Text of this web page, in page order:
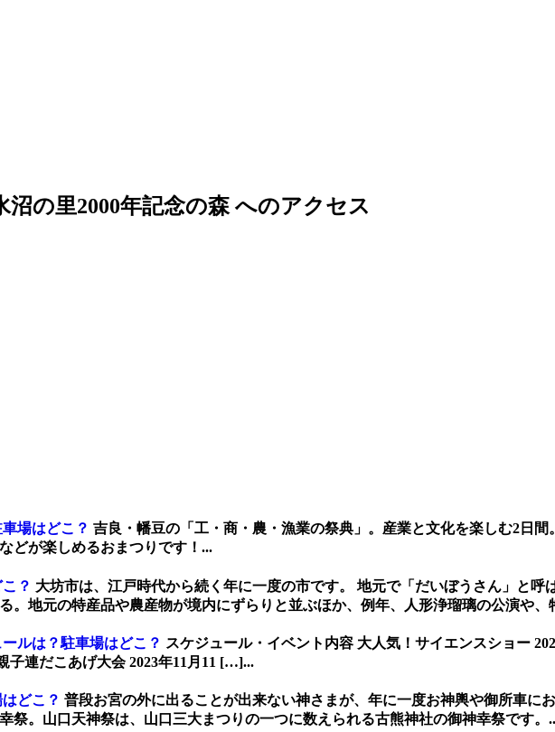
の里2000年記念の森 へのアクセス
場はどこ？ 吉良・幡豆の「工・商・農・漁業の祭典」。産業と文化を楽しむ2日
どが楽しめるおまつりです！...
？ 大坊市は、江戸時代から続く年に一度の市です。 地元で「だいぼうさん」と
。地元の特産品や農産物が境内にずらりと並ぶほか、例年、人形浄瑠璃の公演や
ルは？駐車場はどこ？ スケジュール・イベント内容 大人気！サイエンスショー
子連だこあげ大会 2023年11月11 […]...
どこ？ 普段お宮の外に出ることが出来ない神さまが、年に一度お神輿や御所車に
祭。山口天神祭は、山口三大まつりの一つに数えられる古熊神社の御神幸祭です。